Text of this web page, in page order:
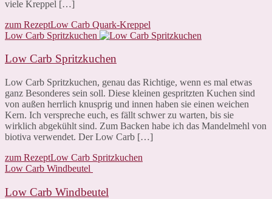
viele Kreppel […]
zum RezeptLow Carb Quark-Kreppel
Low Carb Spritzkuchen
Low Carb Spritzkuchen
Low Carb Spritzkuchen, genau das Richtige, wenn es mal etwas
ganz Besonderes sein soll. Diese kleinen gespritzten Kuchen sind
von außen herrlich knusprig und innen haben sie einen weichen
Kern. Ich verspreche euch, es fällt schwer zu warten, bis sie
wirklich abgekühlt sind. Zum Backen habe ich das Mandelmehl von
biotiva verwendet. Der Low Carb […]
zum RezeptLow Carb Spritzkuchen
Low Carb Windbeutel
Low Carb Windbeutel